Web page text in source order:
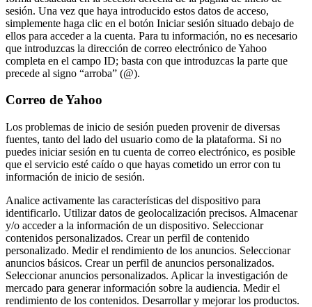
sesión. Una vez que haya introducido estos datos de acceso,
simplemente haga clic en el botón Iniciar sesión situado debajo de
ellos para acceder a la cuenta. Para tu información, no es necesario
que introduzcas la dirección de correo electrónico de Yahoo
completa en el campo ID; basta con que introduzcas la parte que
precede al signo “arroba” (@).
Correo de Yahoo
Los problemas de inicio de sesión pueden provenir de diversas
fuentes, tanto del lado del usuario como de la plataforma. Si no
puedes iniciar sesión en tu cuenta de correo electrónico, es posible
que el servicio esté caído o que hayas cometido un error con tu
información de inicio de sesión.
Analice activamente las características del dispositivo para
identificarlo. Utilizar datos de geolocalización precisos. Almacenar
y/o acceder a la información de un dispositivo. Seleccionar
contenidos personalizados. Crear un perfil de contenido
personalizado. Medir el rendimiento de los anuncios. Seleccionar
anuncios básicos. Crear un perfil de anuncios personalizados.
Seleccionar anuncios personalizados. Aplicar la investigación de
mercado para generar información sobre la audiencia. Medir el
rendimiento de los contenidos. Desarrollar y mejorar los productos.